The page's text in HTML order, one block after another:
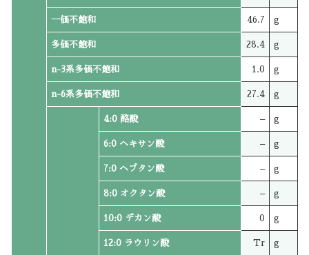
一価不飽和 46.7 g
多価不飽和 28.4 g
n-3系多価不飽和 1.0 g
n-6系多価不飽和 27.4 g
4:0 酪酸 – g
6:0 ヘキサン酸 – g
7:0 ヘプタン酸 – g
8:0 オクタン酸 – g
10:0 デカン酸 0 g
12:0 ラウリン酸 Tr g